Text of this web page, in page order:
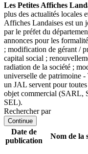
Les Petites Affiches
plus des actualités locales
Affiches Landaises est un
par le préfet du
annonces pour les
; modification de gérant /
capital social ;
radiation de la société ;
universelle de patrimoine -
un JAL servent pour
objet commercial (SARL,
SEL).
Rechercher par
Continue
Date de
publication
Nom de la